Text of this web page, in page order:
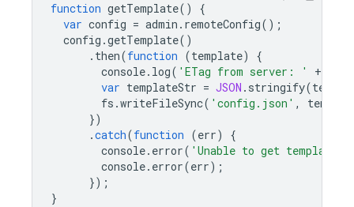
function getTemplate()
{
var config = admin . remoteConfig();
config .getTemplate()
. then(function (template)
{
console. log( 'ETag from server: ' +
var templateStr = JSON . stringify(
fs .writeFileSync( 'config.json' ,
})
.catch(function (err)
{
console. error( 'Unable to get template'
console. error(err);
});
}